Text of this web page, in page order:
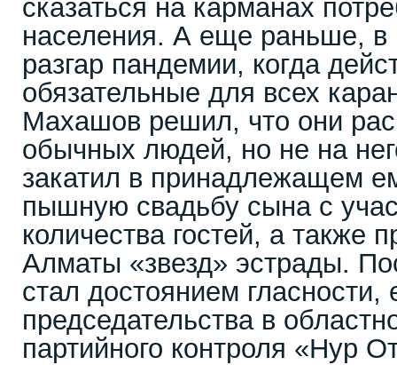
сказаться на карманах
населения. А еще раньше, в
разгар пандемии, когда
обязательные для всех
Махашов решил, что они
обычных людей, но не на
закатил в принадлежащем
пышную свадьбу сына с
количества гостей, а также
Алматы «звезд» эстрады.
стал достоянием гласности,
председательства в
партийного контроля «Нур